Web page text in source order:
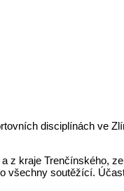
disciplínách ve
z kraje Trenčínského,
všechny soutěžící.